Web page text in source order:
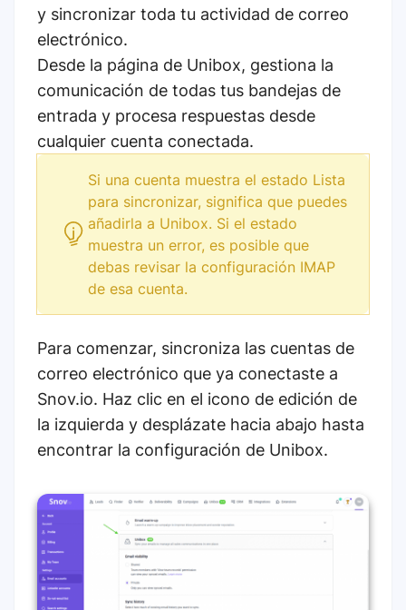
y sincronizar toda tu actividad de correo
electrónico.
Desde la página de Unibox, gestiona la
comunicación de todas tus bandejas de
entrada y procesa respuestas desde
cualquier cuenta conectada.
Si una cuenta muestra el estado Lista
para sincronizar, significa que puedes
añadirla a Unibox. Si el estado
muestra un error, es posible que
debas revisar la configuración IMAP
de esa cuenta.
Para comenzar, sincroniza las cuentas de
correo electrónico que ya conectaste a
Snov.io. Haz clic en el icono de edición de
la izquierda y desplázate hacia abajo hasta
encontrar la configuración de Unibox.